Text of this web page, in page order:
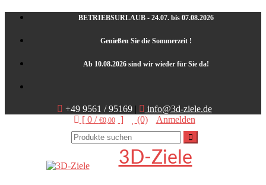
Skip
content
BETRIEBSURLAUB - 24.07. bis 07.08.2026
Genießen Sie die Sommerzeit !
Ab 10.08.2026 sind wir wieder für Sie da!
+49 9561 / 95169|
info@3d-ziele.de
[ 0 / €0,00 ] (0) Anmelden
3D-Ziele